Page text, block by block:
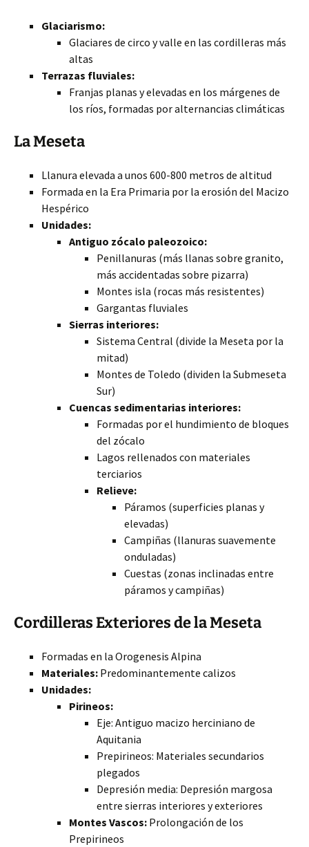
Glaciarismo:
Glaciares de circo y valle en las cordilleras más
altas
Terrazas fluviales:
Franjas planas y elevadas en los márgenes de
los ríos, formadas por alternancias climáticas
La Meseta
Llanura elevada a unos 600-800 metros de altitud
Formada en la Era Primaria por la erosión del Macizo
Hespérico
Unidades:
Antiguo zócalo paleozoico:
Penillanuras (más llanas sobre granito,
más accidentadas sobre pizarra)
Montes isla (rocas más resistentes)
Gargantas fluviales
Sierras interiores:
Sistema Central (divide la Meseta por la
mitad)
Montes de Toledo (dividen la Submeseta
Sur)
Cuencas sedimentarias interiores:
Formadas por el hundimiento de bloques
del zócalo
Lagos rellenados con materiales
terciarios
Relieve:
Páramos (superficies planas y
elevadas)
Campiñas (llanuras suavemente
onduladas)
Cuestas (zonas inclinadas entre
páramos y campiñas)
Cordilleras Exteriores de la Meseta
Formadas en la Orogenesis Alpina
Materiales: Predominantemente calizos
Unidades:
Pirineos:
Eje: Antiguo macizo herciniano de
Aquitania
Prepirineos: Materiales secundarios
plegados
Depresión media: Depresión margosa
entre sierras interiores y exteriores
Montes Vascos: Prolongación de los
Prepirineos